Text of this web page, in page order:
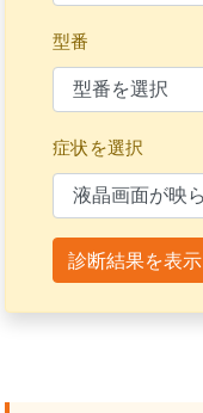
型番
症状を選択
診断結果を表示